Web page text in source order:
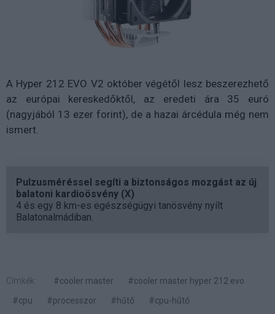
A Hyper 212 EVO V2 október végétől lesz beszerezhető
az európai kereskedőktől, az eredeti ára 35 euró
(nagyjából 13 ezer forint), de a hazai árcédula még nem
ismert.
Pulzusméréssel segíti a biztonságos mozgást az új
balatoni kardioösvény (X)
4 és egy 8 km-es egészségügyi tanösvény nyílt
Balatonalmádiban.
Címkék: #cooler master
#cooler master hyper 212 evo
#cpu
#processzor #hűtő
#cpu-hűtő